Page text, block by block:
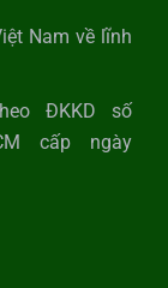
Nam về lĩnh
ĐKKD số
cấp ngày